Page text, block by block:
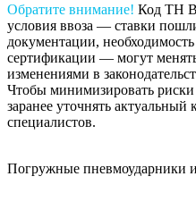
Обратите внимание! Код ТН
условия ввоза — ставки
документации,
сертификации — могут
изменениями в
Чтобы минимизировать
заранее уточнять
специалистов.
Погружные пневмоударники